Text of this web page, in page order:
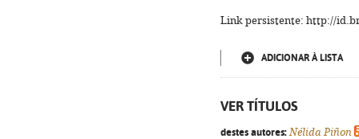
Link persistente: http://
ADICIONAR À LISTA
VER TÍTULOS
destes autores: Nélida Piñon